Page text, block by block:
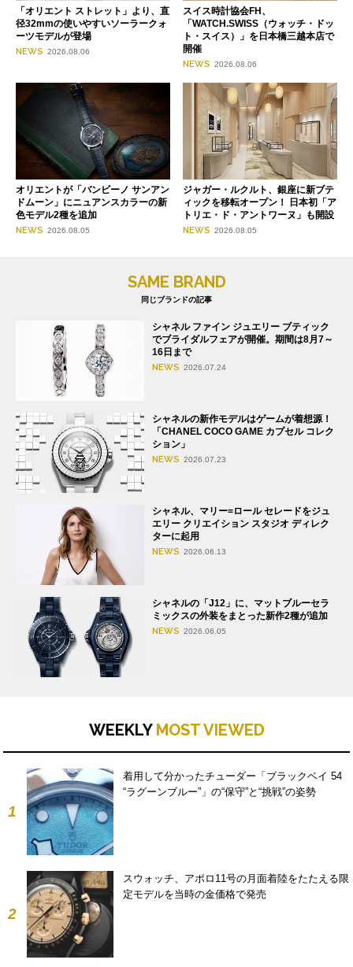
「オリエント ストレット」より、直
径32mmの使いやすいソーラークォ
ーツモデルが登場
NEWS 2026.08.06
スイス時計協会FH、
「WATCH.SWISS（ウォッチ・ドッ
ト・スイス）」を日本橋三越本店で
開催
NEWS 2026.08.06
オリエントが「バンビーノ サンアン
ドムーン」にニュアンスカラーの新
色モデル2種を追加
NEWS 2026.08.05
ジャガー・ルクルト、銀座に新ブテ
ィックを移転オープン！ 日本初「ア
トリエ・ド・アントワーヌ」も開設
NEWS 2026.08.05
SAME BRAND
同じブランドの記事
シャネル ファイン ジュエリー ブティック
でブライダルフェアが開催。期間は8月7～
16日まで
NEWS 2026.07.24
シャネルの新作モデルはゲームが着想源！
「CHANEL COCO GAME カプセル コレク
ション」
NEWS 2026.07.23
シャネル、マリー=ロール セレードをジュ
エリー クリエイション スタジオ ディレク
ターに起用
NEWS 2026.06.13
シャネルの「J12」に、マットブルーセラ
ミックスの外装をまとった新作2種が追加
NEWS 2026.06.05
WEEKLY MOST VIEWED
1
着用して分かったチューダー「ブラックベイ 54
“ラグーンブルー”」の“保守”と“挑戦”の姿勢
2
スウォッチ、アポロ11号の月面着陸をたたえる限
定モデルを当時の金価格で発売